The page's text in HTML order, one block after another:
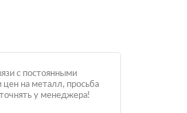
с постоянными
цен на металл, просьба
у менеджера!